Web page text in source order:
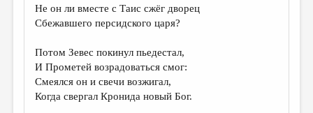
Не он ли вместе с Таис сжёг дворец
Сбежавшего персидского царя?
Потом Зевес покинул пьедестал,
И Прометей возрадоваться смог:
Смеялся он и свечи возжигал,
Когда свергал Кронида новый Бог.